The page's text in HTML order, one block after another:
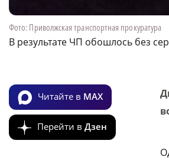
Фото: Приволжская транспортная прокуратура
В результате ЧП обошлось без
Читайте в MAX
Перейти в Дзен